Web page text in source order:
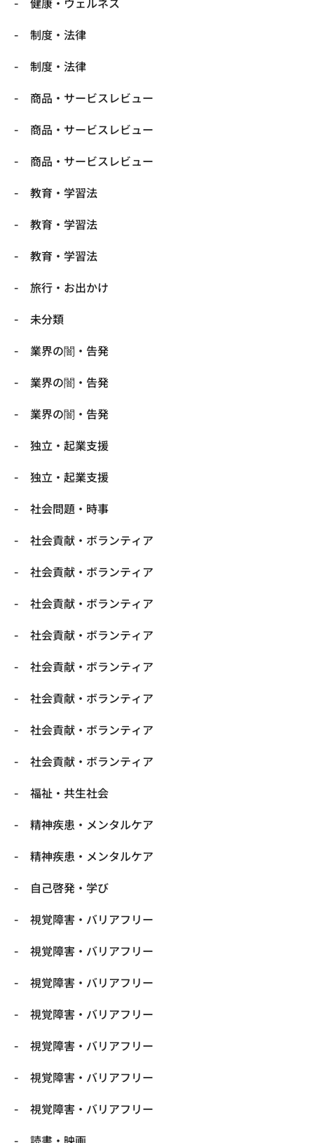
制度・法律
制度・法律
商品・サービスレビュー
商品・サービスレビュー
商品・サービスレビュー
教育・学習法
教育・学習法
教育・学習法
旅行・お出かけ
未分類
業界の闇・告発
業界の闇・告発
業界の闇・告発
独立・起業支援
独立・起業支援
社会問題・時事
社会貢献・ボランティア
社会貢献・ボランティア
社会貢献・ボランティア
社会貢献・ボランティア
社会貢献・ボランティア
社会貢献・ボランティア
社会貢献・ボランティア
社会貢献・ボランティア
福祉・共生社会
精神疾患・メンタルケア
精神疾患・メンタルケア
自己啓発・学び
視覚障害・バリアフリー
視覚障害・バリアフリー
視覚障害・バリアフリー
視覚障害・バリアフリー
視覚障害・バリアフリー
視覚障害・バリアフリー
視覚障害・バリアフリー